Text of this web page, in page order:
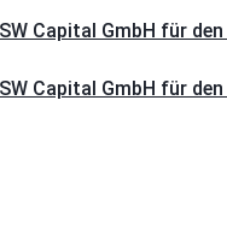
Capital GmbH für
Capital GmbH für